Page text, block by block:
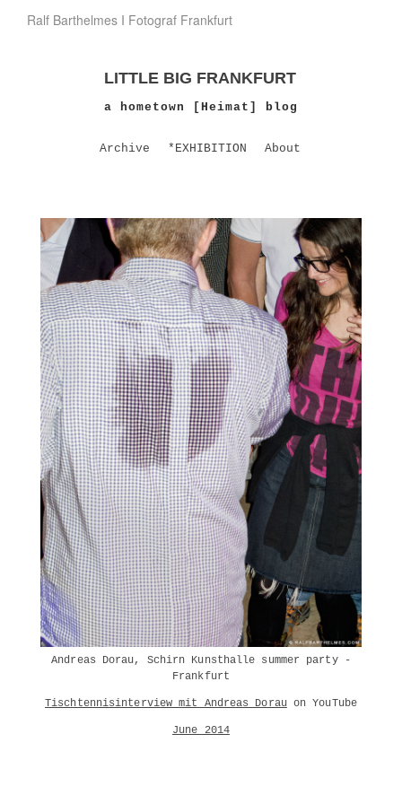
Ralf Barthelmes I Fotograf Frankfurt
LITTLE BIG FRANKFURT
a hometown [Heimat] blog
Archive *EXHIBITION About
Andreas Dorau, Schirn Kunsthalle summer party -
Frankfurt
Tischtennisinterview mit Andreas Dorauon YouTube
June 2014